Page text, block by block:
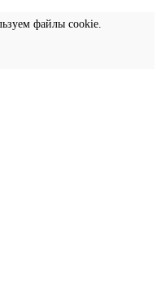
файлы cookie.